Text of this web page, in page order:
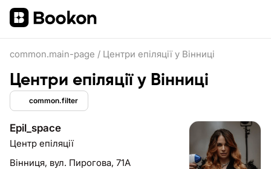
common.main-page / Центри епіляції у Вінниці
Центри епіляції у Вінниці
common.filter
Epil_space
Центр епіляції
Вінниця, вул. Пирогова, 71А